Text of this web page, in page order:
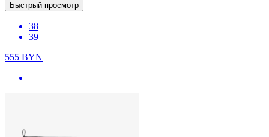
Быстрый просмотр
38
39
555 BYN